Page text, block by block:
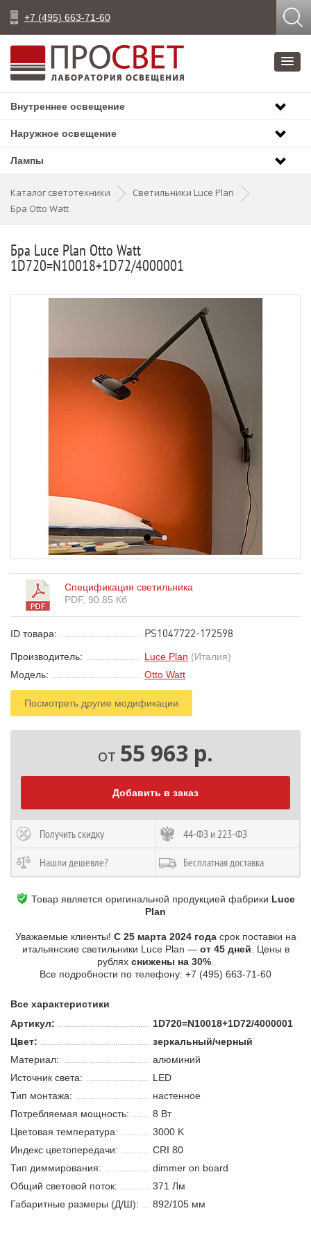
+7 (495) 663-71-60
Внутреннее освещение
Наружное освещение
Лампы
Каталог светотехники
Светильники Luce Plan
Бра Otto Watt
Бра Luce Plan Otto Watt
1D720=N10018+1D72/4000001
1 2
Спецификация светильника
PDF, 90.85 Кб
ID товара: PS1047722-172598
Производитель: Luce Plan (Италия)
Модель:
Otto Watt
Посмотреть другие модификации
от 55 963 р.
Добавить в заказ
Получить скидку 44-ФЗ и 223-ФЗ
Нашли дешевле? Бесплатная доставка
Товар является оригинальной продукцией фабрики Luce
Plan
Уважаемые клиенты! С 25 марта 2024 годасрок поставки на
итальянские светильники Luce Plan — от 45 дней . Цены в
рублях снижены на 30%
Все подробности по телефону: +7 (495) 663-71-60
Все характеристики
Артикул:
1D720=N10018+1D72/4000001
Цвет:
зеркальный/черный
Материал:
алюминий
Источник света:
LED
Тип монтажа:
настенное
Потребляемая мощность:
8 Вт
Цветовая температура:
3000 K
Индекс цветопередачи:
CRI 80
Тип диммирования:
dimmer on board
Общий световой поток:
371 Лм
Габаритные размеры (Д/Ш):
892/105 мм